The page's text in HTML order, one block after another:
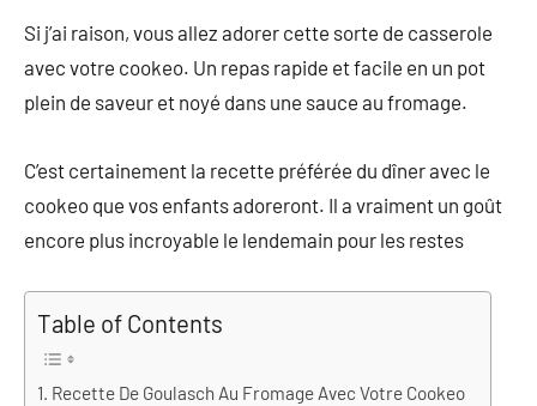
Si j’ai raison, vous allez adorer cette sorte de casserole
avec votre cookeo. Un repas rapide et facile en un pot
plein de saveur et noyé dans une sauce au fromage.
C’est certainement la recette préférée du dîner avec le
cookeo que vos enfants adoreront. Il a vraiment un goût
encore plus incroyable le lendemain pour les restes
Table of Contents
Recette De Goulasch Au Fromage Avec Votre Cookeo